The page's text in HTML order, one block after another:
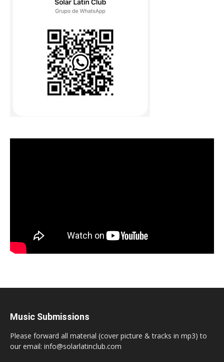
Music Submissions
Please forward all material (cover picture & tracks in mp3) to
our email: info@solarlatinclub.com